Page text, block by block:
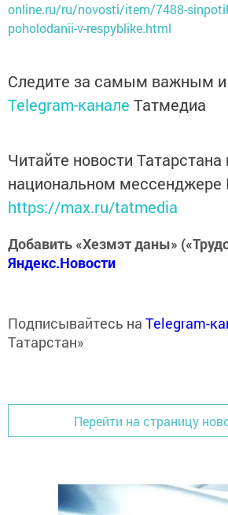
online.ru/ru/novosti/item/7488-
poholodanii-v-respyblike.html
Следите за самым важным
Telegram-канале Татмедиа
Читайте новости Татарстана
национальном мессенджере
https://max.ru/tatmedia
Добавить «Хезмэт даны»
Яндекс.Новости
Подписывайтесь на Telegram-
Татарстан»
Перейти на страницу